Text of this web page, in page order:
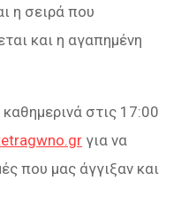
η σειρά που
και η αγαπημένη
καθημερινά στις 17:00
για να
που μας άγγιξαν και